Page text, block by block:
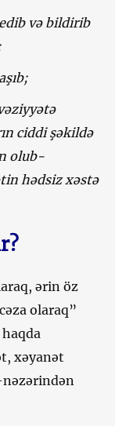
və bildirib
ciddi şəkildə
olub-
hədsiz xəstə
ərin öz
olaraq”
xəyanət